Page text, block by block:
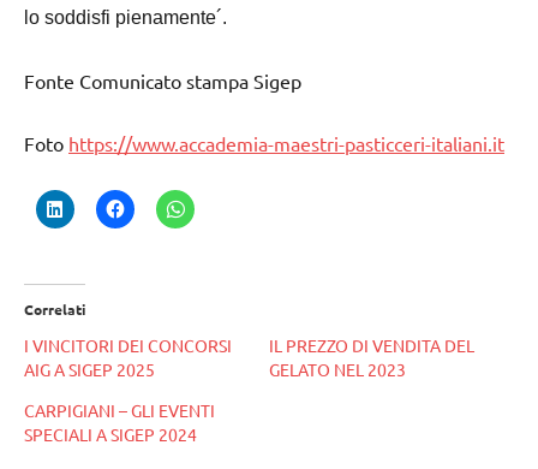
lo soddisfi pienamente´.
Fonte Comunicato stampa Sigep
Foto https://www.accademia-maestri-pasticceri-italiani.it
Correlati
I VINCITORI DEI CONCORSI
AIG A SIGEP 2025
IL PREZZO DI VENDITA DEL
GELATO NEL 2023
CARPIGIANI – GLI EVENTI
SPECIALI A SIGEP 2024